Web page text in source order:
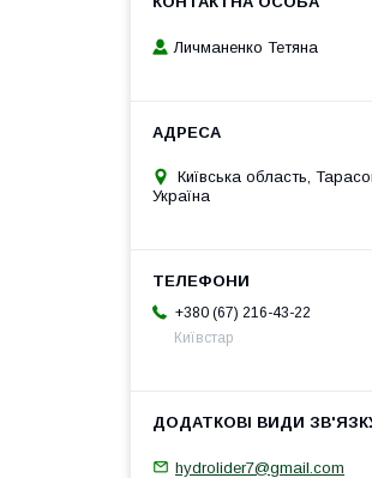
Личманенко Тетяна
Київська область,
Україна
+380 (67) 216-43-22
Київстар
hydrolider7@gmail.com